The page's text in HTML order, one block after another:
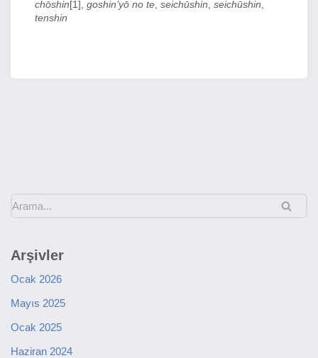
chōshin[1], goshin’yō no te seichūshin seichūshin
tenshin
Arşivler
Ocak 2026
Mayıs 2025
Ocak 2025
Haziran 2024